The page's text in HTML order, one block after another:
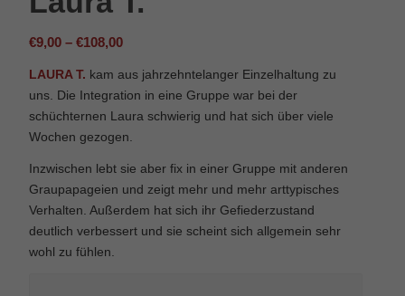
€9,00 –€108,00Preisspanne:
bis
LAURA T. kam aus jahrzehntelanger Einzelhaltung zu
uns. Die Integration in eine Gruppe war bei der
schüchternen Laura schwierig und hat sich über viele
Wochen gezogen.
Inzwischen lebt sie aber fix in einer Gruppe mit anderen
Graupapageien und zeigt mehr und mehr arttypisches
Verhalten. Außerdem hat sich ihr Gefiederzustand
deutlich verbessert und sie scheint sich allgemein sehr
wohl zu fühlen.